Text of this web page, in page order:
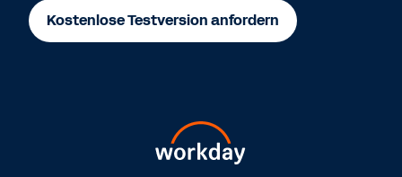
Kostenlose Testversion anfordern